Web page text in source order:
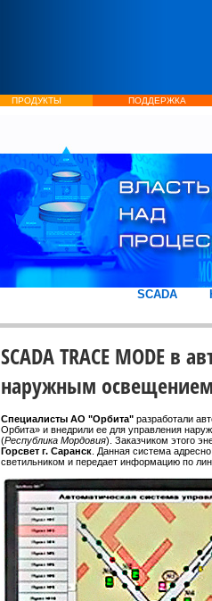
ПРОДУКТЫ ПОДДЕРЖКА
SCADA
SCADA TRACE MODE в
наружным освещением
Специалисты АО "Орбита" разработали
Орбита» и внедрили ее для управления
(Республика Мордовия). Заказчиком этого
Горсвет г. Саранск . Данная система
светильником и передает информацию по